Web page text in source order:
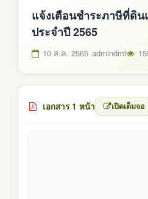
แจ้งเตือนชำระภาษีที่ดิน
ประจำปี 2565
10 ส.ค. 2565 admindmt
เอกสาร 1 หน้า เปิดเต็มจอ